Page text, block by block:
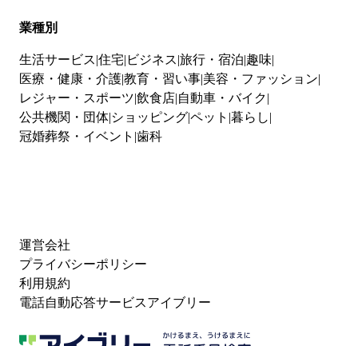
業種別
生活サービス 住宅 ビジネス 旅行・宿泊 趣味
医療・健康・介護教育・習い事 美容・ファッション
レジャー・スポーツ 飲食店 自動車・バイク
公共機関・団体 ショッピングペット 暮らし
冠婚葬祭・イベント 歯科
運営会社
プライバシーポリシー
利用規約
電話自動応答サービスアイブリー